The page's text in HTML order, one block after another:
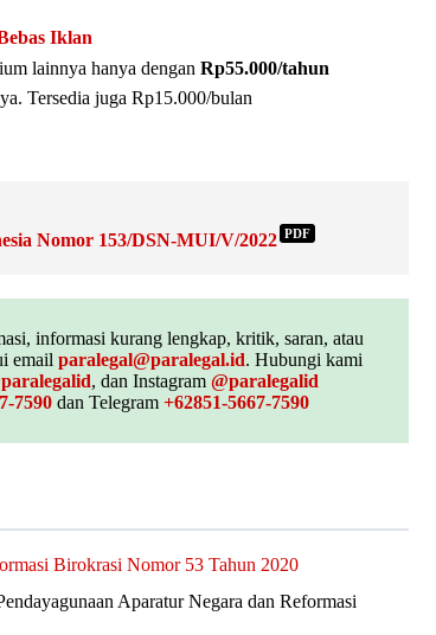
Iklan
lainnya hanya dengan Rp55.000/tahun
Tersedia juga Rp15.000/bulan
Nomor 153/DSN-MUI/V/2022 PDF
informasi kurang lengkap, kritik, saran, atau
email paralegal@paralegal.id. Hubungi kami
, dan Instagram @paralegalid
7590dan Telegram +62851-5667-7590
Birokrasi Nomor 53 Tahun 2020
Aparatur Negara dan Reformasi